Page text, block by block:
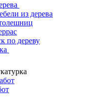
из дерева
по дереву